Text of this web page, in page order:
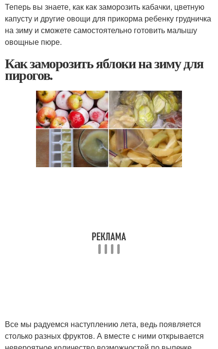
Теперь вы знаете, как как заморозить кабачки, цветную
капусту и другие овощи для прикорма ребенку грудничка
на зиму и сможете самостоятельно готовить малышу
овощные пюре.
Как заморозить яблоки на зиму для
пирогов.
Все мы радуемся наступлению лета, ведь появляется
столько разных фруктов. А вместе с ними открывается